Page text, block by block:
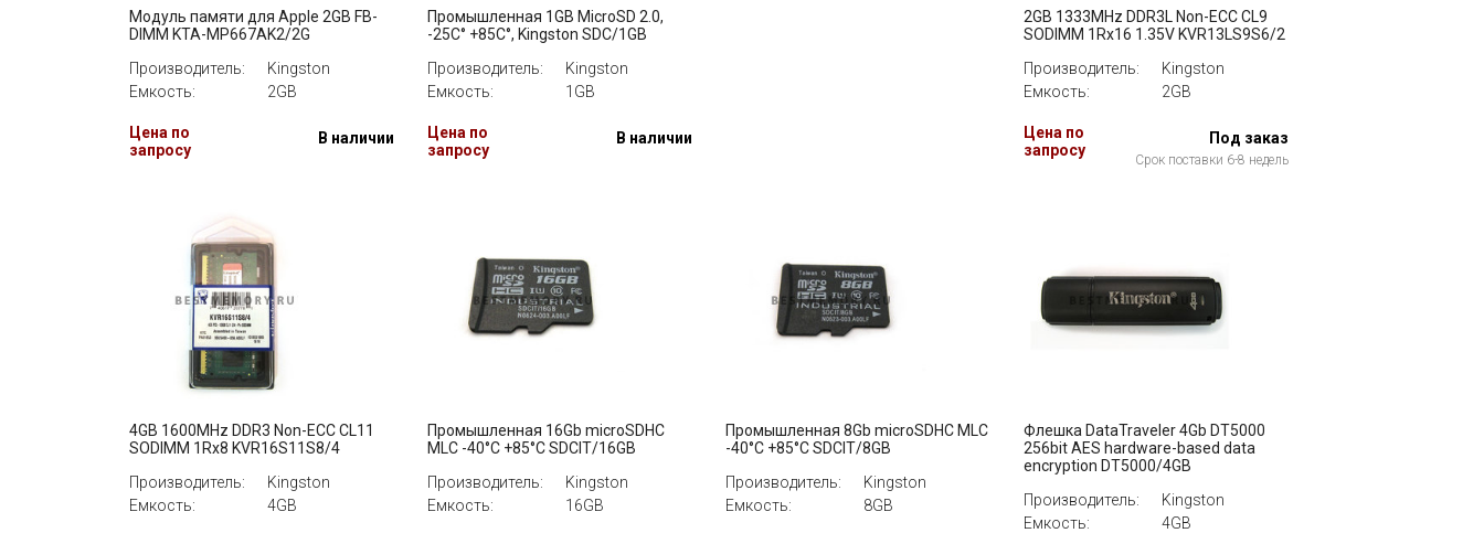
Модуль памяти для Apple 2GB FB-
DIMM KTA-MP667AK2/2G
Производитель:
Kingston
Емкость:
2GB
Цена по
запросу
В наличии
Промышленная 1GB MicroSD 2.0,
-25C° +85C°, Kingston SDC/1GB
Производитель:
Kingston
Емкость:
1GB
Цена по
запросу
В наличии
2GB 1333MHz DDR3L Non-ECC CL9
SODIMM 1Rx16 1.35V KVR13LS9S6/2
Производитель:
Kingston
Емкость:
2GB
Цена по
запросу
Под заказ
Срок поставки 6-8 недель
4GB 1600MHz DDR3 Non-ECC CL11
SODIMM 1Rx8 KVR16S11S8/4
Производитель:
Kingston
Емкость:
4GB
Промышленная 16Gb microSDHC
MLC -40°C +85°C SDCIT/16GB
Производитель:
Kingston
Емкость:
16GB
Промышленная 8Gb microSDHC MLC
-40°C +85°C SDCIT/8GB
Производитель:
Kingston
Емкость:
8GB
Флешка DataTraveler 4Gb DT5000
256bit AES hardware-based data
encryption DT5000/4GB
Производитель:
Kingston
Емкость:
4GB